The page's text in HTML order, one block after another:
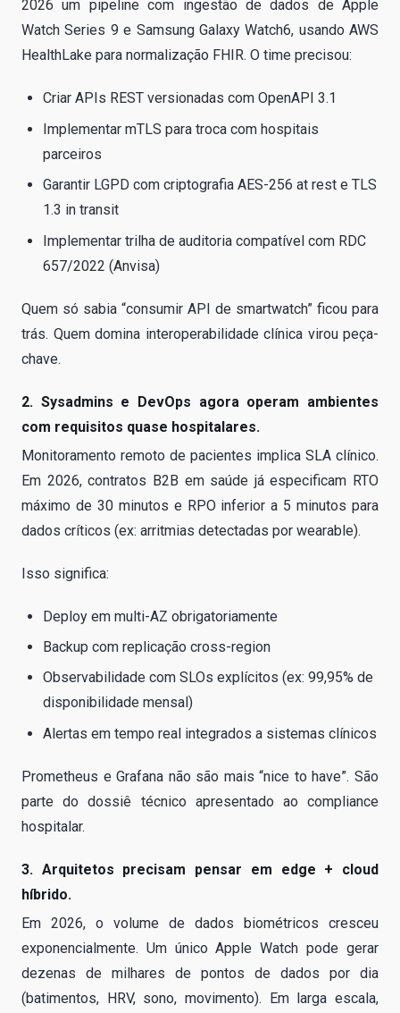
2026 um pipeline com ingestão de dados de Apple
Watch Series 9 e Samsung Galaxy Watch6, usando AWS
HealthLake para normalização FHIR. O time precisou:
Criar APIs REST versionadas com OpenAPI 3.1
Implementar mTLS para troca com hospitais
parceiros
Garantir LGPD com criptografia AES-256 at rest e TLS
1.3 in transit
Implementar trilha de auditoria compatível com RDC
657/2022 (Anvisa)
Quem só sabia “consumir API de smartwatch” ficou para
trás. Quem domina interoperabilidade clínica virou peça-
chave.
2. Sysadmins e DevOps agora operam ambientes
com requisitos quase hospitalares.
Monitoramento remoto de pacientes implica SLA clínico.
Em 2026, contratos B2B em saúde já especificam RTO
máximo de 30 minutos e RPO inferior a 5 minutos para
dados críticos (ex: arritmias detectadas por wearable).
Isso significa:
Deploy em multi-AZ obrigatoriamente
Backup com replicação cross-region
Observabilidade com SLOs explícitos (ex: 99,95% de
disponibilidade mensal)
Alertas em tempo real integrados a sistemas clínicos
Prometheus e Grafana não são mais “nice to have”. São
parte do dossiê técnico apresentado ao compliance
hospitalar.
3. Arquitetos precisam pensar em edge + cloud
híbrido.
Em 2026, o volume de dados biométricos cresceu
exponencialmente. Um único Apple Watch pode gerar
dezenas de milhares de pontos de dados por dia
(batimentos, HRV, sono, movimento). Em larga escala,